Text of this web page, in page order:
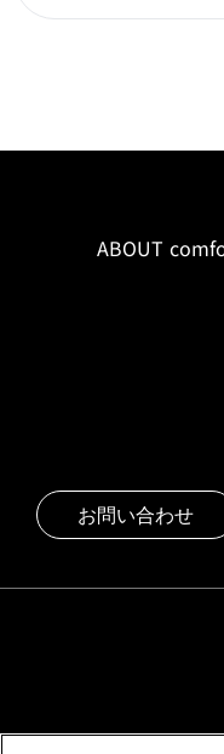
ABOUT
お問い合わせ
プ